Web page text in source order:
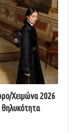
Χειμώνα 2026
θηλυκότητα